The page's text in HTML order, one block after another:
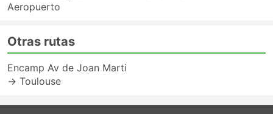
Aeropuerto
Otras rutas
Encamp Av de Joan Marti
→ Toulouse